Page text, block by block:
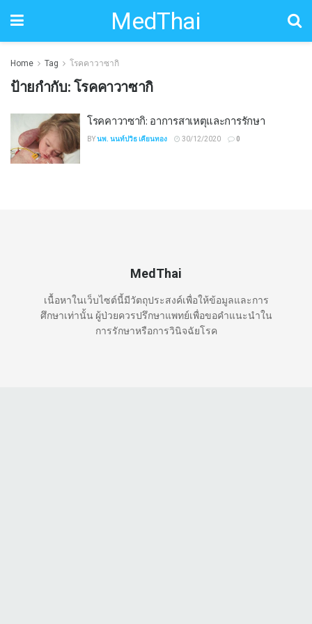
MedThai
Home Tag โรคคาวาซากิ
ป้ายกำกับ: โรคคาวาซากิ
โรคคาวาซากิ: อาการสาเหตุและการรักษา
BYนพ. นนท์ปวิธ เคียนทอง 30/12/2020 0
MedThai
เนื้อหาในเว็บไซต์นี้มีวัตถุประสงค์เพื่อให้ข้อมูลและการ
ศึกษาเท่านั้น ผู้ป่วยควรปรึกษาแพทย์เพื่อขอคำแนะนำใน
การรักษาหรือการวินิจฉัยโรค